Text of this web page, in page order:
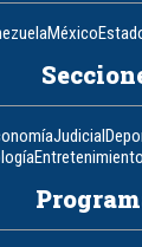
México
Judicial
Entretenimiento